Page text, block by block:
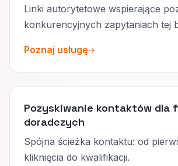
Linki autorytetowe wspierające
konkurencyjnych zapytaniach tej
Poznaj usługę
Pozyskiwanie kontaktów dla
doradczych
Spójna ścieżka kontaktu: od
kliknięcia do kwalifikacji.